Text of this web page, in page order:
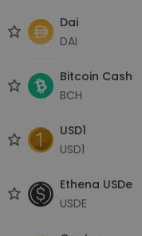
Dai
DAI
Bitcoin Cash
BCH
USD1
USD1
Ethena USDe
USDE